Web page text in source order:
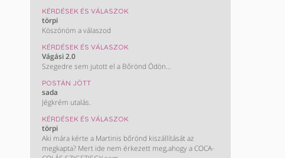
KÉRDÉSEK ÉS VÁLASZOK
törpi
Köszönöm a válaszod
KÉRDÉSEK ÉS VÁLASZOK
Vágási 2.0
Szegedre sem jutott el a Bőrönd Ödön...
POSTÁN JÖTT
sada
Jégkrém utalás.
KÉRDÉSEK ÉS VÁLASZOK
törpi
Aki mára kérte a Martinis bőrönd kiszállítását az
megkapta? Mert ide nem érkezett meg,ahogy a COCA-